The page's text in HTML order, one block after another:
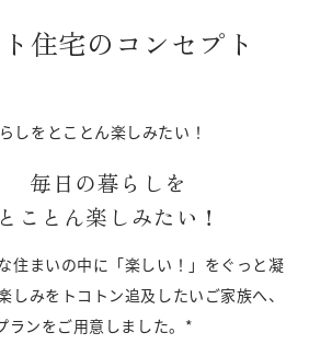
住宅のコンセプト
毎日の暮らしを
とことん楽しみたい！
住まいの中に「楽しい！」をぐっと凝
しみをトコトン追及したいご家族へ、
ランをご用意しました。*